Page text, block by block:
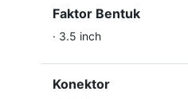
Faktor Bentuk
· 3.5 inch
Konektor